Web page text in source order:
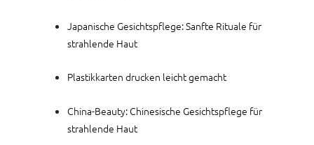
Japanische Gesichtspflege: Sanfte Rituale für
strahlende Haut
Plastikkarten drucken leicht gemacht
China-Beauty: Chinesische Gesichtspflege für
strahlende Haut